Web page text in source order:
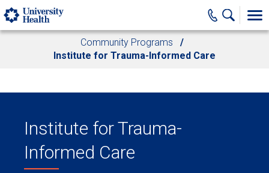
Skip to main content
Community Programs
Institute for Trauma-Informed Care
Institute for Trauma-
Informed Care